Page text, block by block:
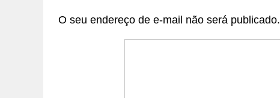
O seu endereço de e-mail não será publicado.